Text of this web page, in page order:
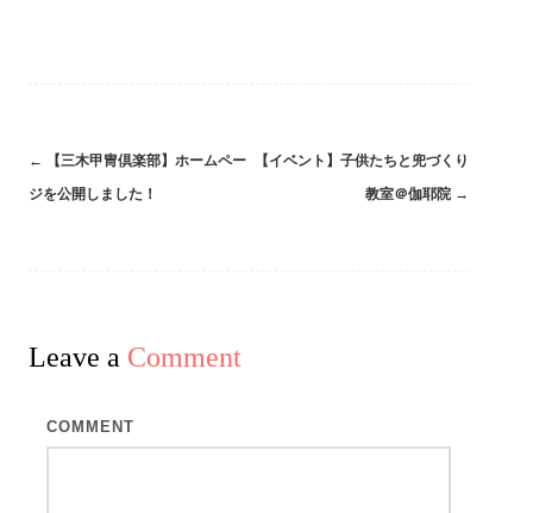
Post
←
【三木甲冑倶楽部】ホームペー
ジを公開しました！
【イベント】子供たちと兜づくり
教室＠伽耶院 →
Leave a Comment
COMMENT